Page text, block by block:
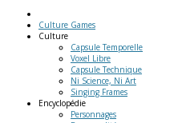
Culture Games
Culture
Capsule Temporelle
Voxel Libre
Capsule Technique
Ni Science, Ni Art
Singing Frames
Encyclopédie
Personnages